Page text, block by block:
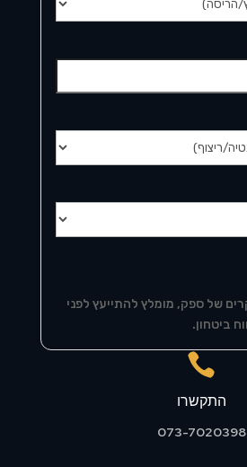
של ספק, מומלץ להתייעץ לפני
ביטחון.

התקשרו
073-7020398